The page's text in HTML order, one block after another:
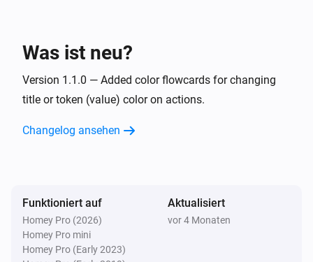
Was ist neu?
Version 1.1.0 — Added color flowcards for changing
title or token (value) color on actions.
Changelog ansehen
Funktioniert auf
Homey Pro (2026)
Homey Pro mini
Homey Pro (Early 2023)
Aktualisiert
vor 4 Monaten